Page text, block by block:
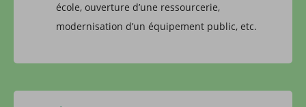
école, ouverture d’une ressourcerie,
modernisation d’un équipement public, etc.